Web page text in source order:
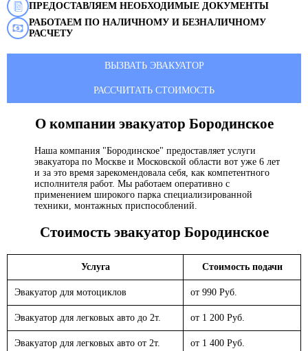
ПРЕДОСТАВЛЯЕМ НЕОБХОДИМЫЕ ДОКУМЕНТЫ
РАБОТАЕМ ПО НАЛИЧНОМУ И БЕЗНАЛИЧНОМУ
РАСЧЕТУ
ВЫЗВАТЬ ЭВАКУАТОР
РАССЧИТАТЬ СТОИМОСТЬ
О компании эвакуатор Бородинское
Наша компания "Бородинское" предоставляет услуги
эвакуатора по Москве и Московской области вот уже 6 лет
и за это время зарекомендовала себя, как компетентного
исполнителя работ. Мы работаем оперативно с
применением широкого парка специализированной
техники, монтажных приспособлений.
Стоимость эвакуатор Бородинское
Услуга Стоимость подачи
Эвакуатор для мотоциклов от 990 Руб.
Эвакуатор для легковых авто до 2т. от 1 200 Руб.
Эвакуатор для легковых авто от 2т. от 1 400 Руб.